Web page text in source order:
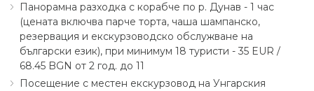
Панорамна разходка с корабче по р. Дунав - 1 час
(цената включва парче торта, чаша шампанско,
резервация и екскурзоводско обслужване на
български език), при минимум 18 туристи - 35 EUR ∕
68.45 BGN от 2 год. до 11
Посещение с местен екскурзовод на Унгарския